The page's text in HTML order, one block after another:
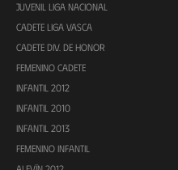
JUVENIL LIGA NACIONAL
CADETE LIGA VASCA
CADETE DIV. DE HONOR
FEMENINO CADETE
INFANTIL 2012
INFANTIL 2010
INFANTIL 2013
FEMENINO INFANTIL